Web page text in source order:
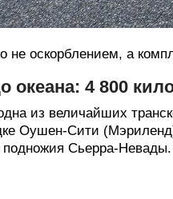
оскорблением, а
океана: 4 800
из величайших
Оушен-Сити
Сьерра-